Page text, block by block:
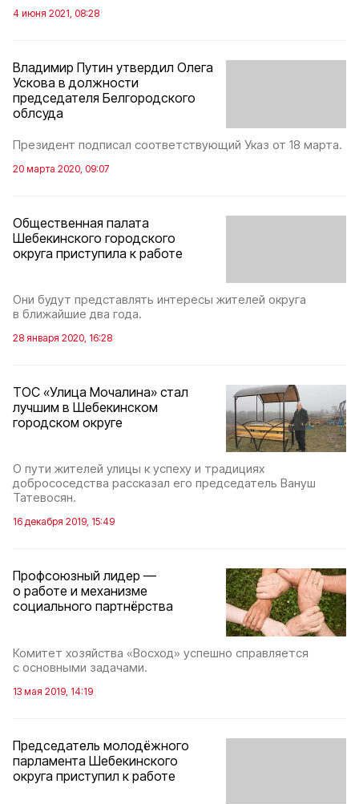
4 июня 2021, 08:28
Владимир Путин утвердил Олега
Ускова в должности
председателя Белгородского
облсуда
Президент подписал соответствующий Указ от 18 марта.
20 марта 2020, 09:07
Общественная палата
Шебекинского городского
округа приступила к работе
Они будут представлять интересы жителей округа
в ближайшие два года.
28 января 2020, 16:28
ТОС «Улица Мочалина» стал
лучшим в Шебекинском
городском округе
О пути жителей улицы к успеху и традициях
добрососедства рассказал его председатель Вануш
Татевосян.
16 декабря 2019, 15:49
Профсоюзный лидер —
о работе и механизме
социального партнёрства
Комитет хозяйства «Восход» успешно справляется
с основными задачами.
13 мая 2019, 14:19
Председатель молодёжного
парламента Шебекинского
округа приступил к работе